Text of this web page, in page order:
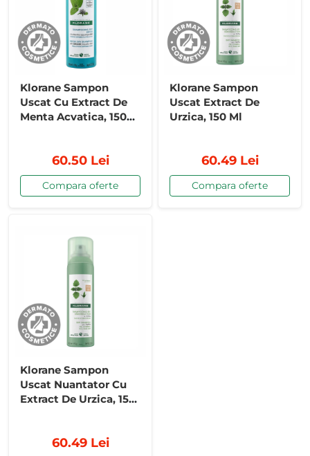
Klorane Sampon
Uscat Cu Extract De
Menta Acvatica, 150
60.50 Lei
Compara oferte
Klorane Sampon
Uscat Extract De
Urzica, 150 Ml
60.49 Lei
Compara oferte
Klorane Sampon
Uscat Nuantator Cu
Extract De Urzica, 150
60.49 Lei